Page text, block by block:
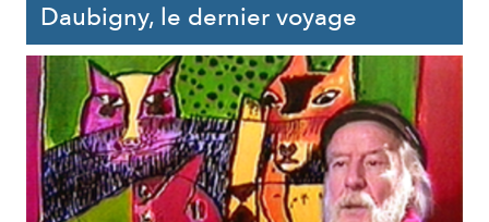
Daubigny, le dernier voyage